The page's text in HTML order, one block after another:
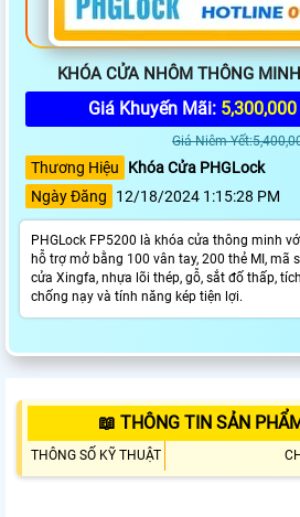
KHÓA CỬA NHÔM THÔNG
Giá Khuyến Mãi: 5,300,000
Giá Niêm
Thương Hiệu
Khóa Cửa PHGLock
Ngày Đăng
12/18/2024 1:15:28 PM
PHGLock FP5200 là khóa cửa thông minh
hỗ trợ mở bằng 100 vân tay, 200 thẻ MI, mã
cửa Xingfa, nhựa lõi thép, gỗ, sắt đố thấp,
chống nạy và tính năng kép tiện lợi.
📖 THÔNG TIN SẢN
THÔNG SỐ KỸ THUẬT